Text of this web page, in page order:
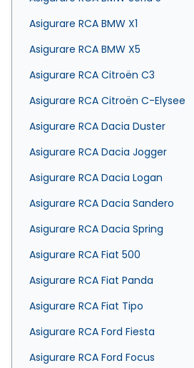
Asigurare RCA BMW X1
Asigurare RCA BMW X5
Asigurare RCA Citroën C3
Asigurare RCA Citroën C-Elysee
Asigurare RCA Dacia Duster
Asigurare RCA Dacia Jogger
Asigurare RCA Dacia Logan
Asigurare RCA Dacia Sandero
Asigurare RCA Dacia Spring
Asigurare RCA Fiat 500
Asigurare RCA Fiat Panda
Asigurare RCA Fiat Tipo
Asigurare RCA Ford Fiesta
Asigurare RCA Ford Focus